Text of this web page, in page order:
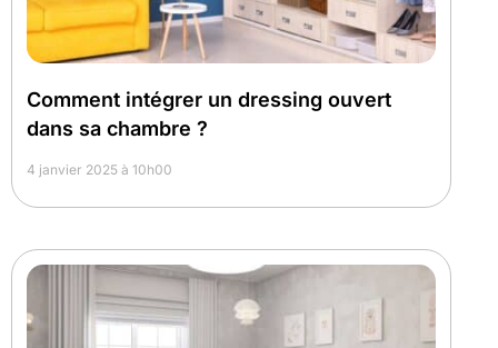
Comment intégrer un dressing ouvert
dans sa chambre ?
4 janvier 2025 à 10h00